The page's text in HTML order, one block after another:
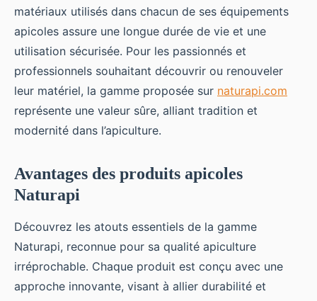
matériaux utilisés dans chacun de ses équipements
apicoles assure une longue durée de vie et une
utilisation sécurisée. Pour les passionnés et
professionnels souhaitant découvrir ou renouveler
leur matériel, la gamme proposée sur naturapi.com
représente une valeur sûre, alliant tradition et
modernité dans l’apiculture.
Avantages des produits apicoles
Naturapi
Découvrez les atouts essentiels de la gamme
Naturapi, reconnue pour sa qualité apiculture
irréprochable. Chaque produit est conçu avec une
approche innovante, visant à allier durabilité et